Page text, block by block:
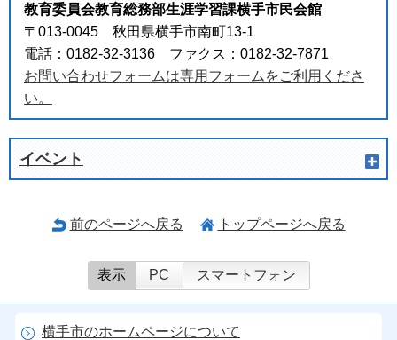
教育委員会教育総務部生涯学習課横手市民会館
〒013-0045 秋田県横手市南町13-1
電話：0182-32-3136 ファクス：0182-32-7871
お問い合わせフォームは専用フォームをご利用くださ
い。
イベント
前のページへ戻る トップページへ戻る
表示 PC スマートフォン
横手市のホームページについて